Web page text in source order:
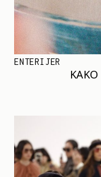
ENTERIJER